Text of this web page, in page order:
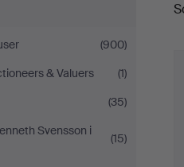
(900)
& Valuers
(1)
(35)
Svensson i
(15)